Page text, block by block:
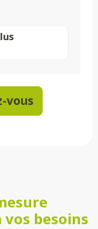
vous
vos besoins